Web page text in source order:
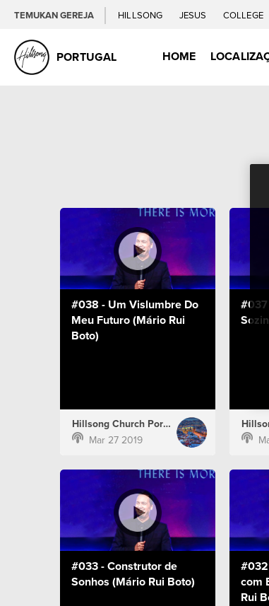
TEMUKAN GEREJA HILLSONG JESUS COLLEGE
PORTUGAL HOME
#038 - Um Vislumbre Do
Meu Futuro (Mário Rui
Boto)
Hillsong Church Portugal
Mar 27 2019
#037
#033 - Construtor de
Sonhos (Mário Rui Boto)
com
Rui